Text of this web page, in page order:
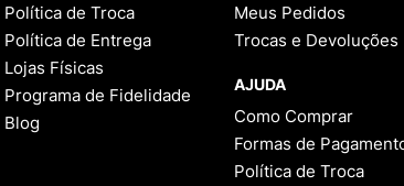
Política de Troca
Política de Entrega
Lojas Físicas
Programa de Fidelidade
Blog
Meus Pedidos
Trocas e Devoluções
AJUDA
Como Comprar
Formas de
Política de Troca